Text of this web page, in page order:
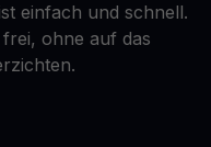
einfach und schnell.
ohne auf das